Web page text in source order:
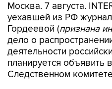
Москва. 7 августа.
уехавшей из РФ
Гордеевой (признана
дело о
деятельности
планируется объявить
Следственном